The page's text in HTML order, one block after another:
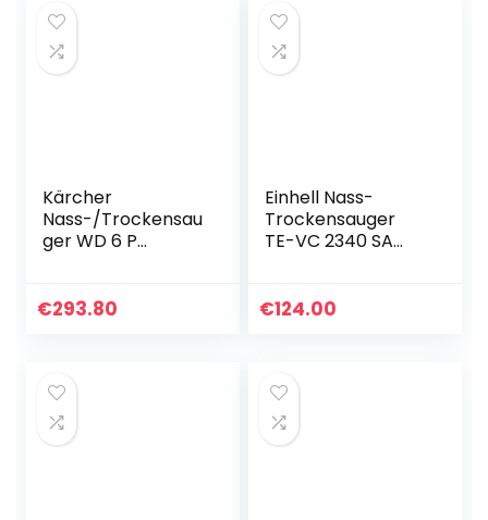
Kärcher
Nass-/Trockensau
ger WD 6 P
Saugleistung: 260
€293.80
Einhell Nass-
Trockensauger
TE-VC 2340 SA
Edelstahlbehälter,
€124.00